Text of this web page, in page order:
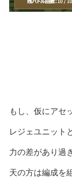
もし、仮にアセ
レジェユニット
力の差があり過
天の方は編成を